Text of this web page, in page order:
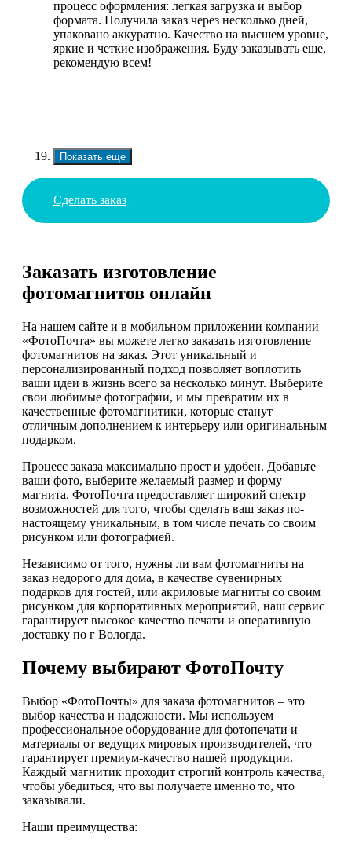
процесс оформления: легкая загрузка и выбор
формата. Получила заказ через несколько дней,
упаковано аккуратно. Качество на высшем уровне,
яркие и четкие изображения. Буду заказывать еще,
рекомендую всем!
Показать еще
Сделать заказ
Заказать изготовление
фотомагнитов онлайн
На нашем сайте и в мобильном приложении компании
«ФотоПочта» вы можете легко заказать изготовление
фотомагнитов на заказ. Этот уникальный и
персонализированный подход позволяет воплотить
ваши идеи в жизнь всего за несколько минут. Выберите
свои любимые фотографии, и мы превратим их в
качественные фотомагнитики, которые станут
отличным дополнением к интерьеру или оригинальным
подарком.
Процесс заказа максимально прост и удобен. Добавьте
ваши фото, выберите желаемый размер и форму
магнита. ФотоПочта предоставляет широкий спектр
возможностей для того, чтобы сделать ваш заказ по-
настоящему уникальным, в том числе печать со своим
рисунком или фотографией.
Независимо от того, нужны ли вам фотомагниты на
заказ недорого для дома, в качестве сувенирных
подарков для гостей, или акриловые магниты со своим
рисунком для корпоративных мероприятий, наш сервис
гарантирует высокое качество печати и оперативную
доставку по г Вологда.
Почему выбирают ФотоПочту
Выбор «ФотоПочты» для заказа фотомагнитов – это
выбор качества и надежности. Мы используем
профессиональное оборудование для фотопечати и
материалы от ведущих мировых производителей, что
гарантирует премиум-качество нашей продукции.
Каждый магнитик проходит строгий контроль качества,
чтобы убедиться, что вы получаете именно то, что
заказывали.
Наши преимущества: